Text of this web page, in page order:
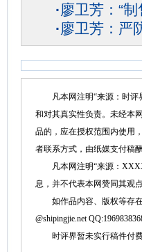
·廖卫芳：“
·廖卫芳：严
凡本网注明“来源：时评
和对其真实性负责。未经本
品的，应在授权范围内使用
者联系方式，由纸媒支付稿
凡本网注明“来源：
息，并不代表本网赞同其观
如作品内容、版权等存在
@shipingjie.net
时评界暂未实行稿件付费